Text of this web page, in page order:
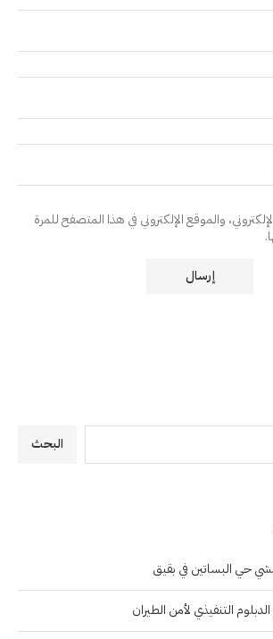
والموقع الإلكتروني في هذا المتصفح للمرة
البحث
حي البساتين في بقيق
التنفيذي لأمن الطيران